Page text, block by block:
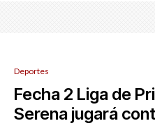
Deportes
Fecha 2 Liga de
Serena jugará